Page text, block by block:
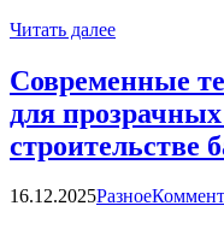
Читать далее
Современные
для
строительстве
16.12.2025Разное